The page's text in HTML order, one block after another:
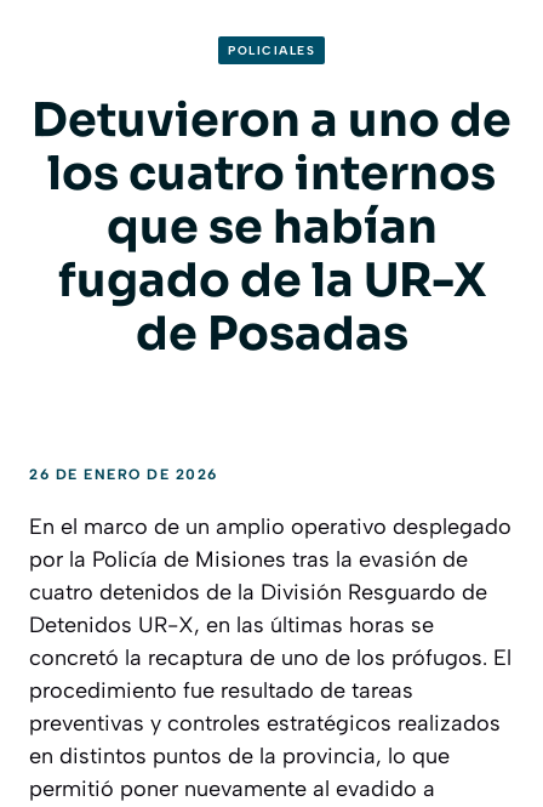
POLICIALES
Detuvieron a uno de
los cuatro internos
que se habían
fugado de la UR-X
de Posadas
26 DE ENERO DE 2026
En el marco de un amplio operativo desplegado
por la Policía de Misiones tras la evasión de
cuatro detenidos de la División Resguardo de
Detenidos UR-X, en las últimas horas se
concretó la recaptura de uno de los prófugos. El
procedimiento fue resultado de tareas
preventivas y controles estratégicos realizados
en distintos puntos de la provincia, lo que
permitió poner nuevamente al evadido a